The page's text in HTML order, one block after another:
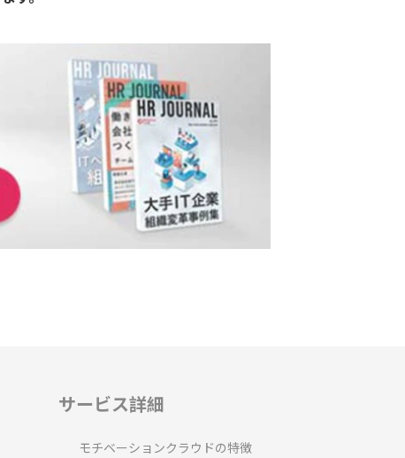
サービス詳細
モチベーションクラウドの特徴